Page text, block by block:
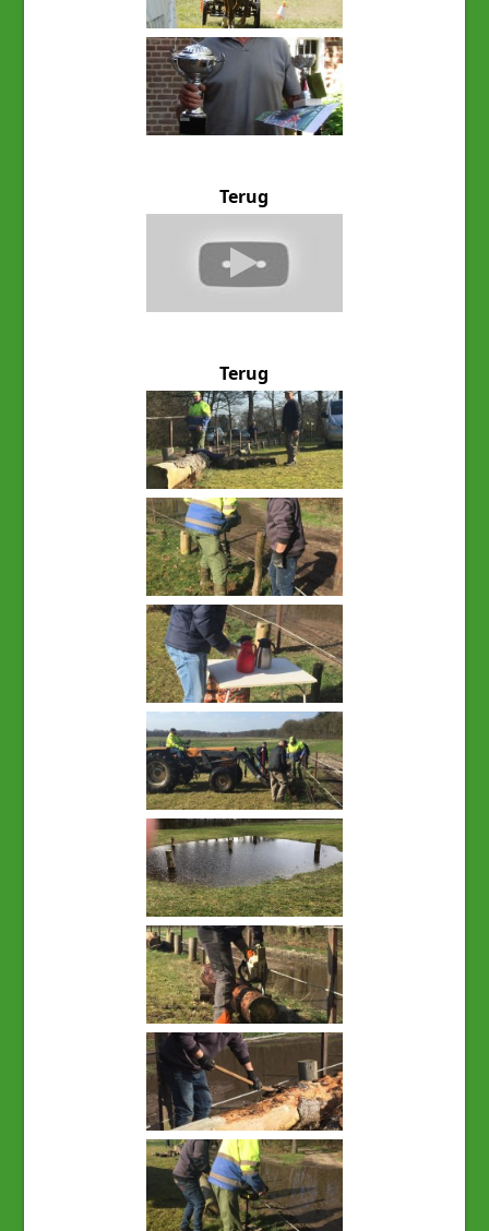
Terug
Terug